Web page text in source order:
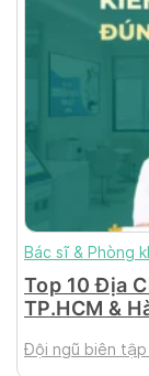
Bác sĩ & Phòng
Top 10 Địa
TP.HCM &
Đội ngũ biên tập